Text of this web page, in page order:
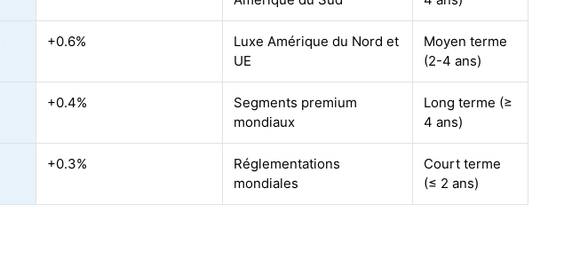
+0.6%
Luxe Amérique du Nord et
UE
Moyen terme
(2-4 ans)
+0.4%
Segments premium
mondiaux
Long terme (≥
4 ans)
+0.3%
Réglementations
mondiales
Court terme
(≤ 2 ans)